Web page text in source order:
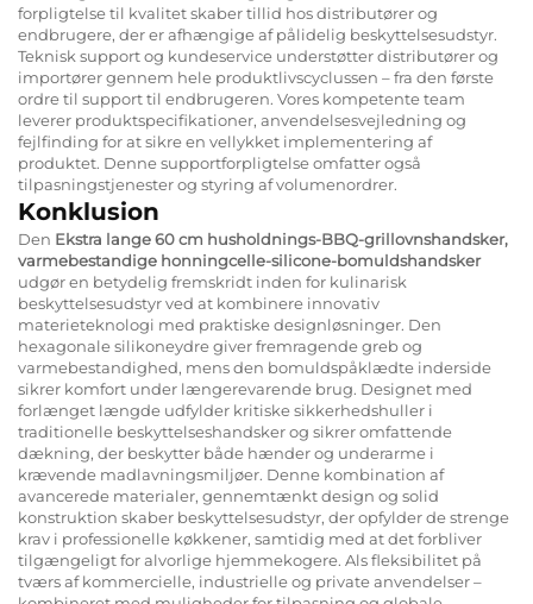
forpligtelse til kvalitet skaber tillid hos distributører og
endbrugere, der er afhængige af pålidelig beskyttelsesudstyr.
Teknisk support og kundeservice understøtter distributører og
importører gennem hele produktlivscyclussen – fra den første
ordre til support til endbrugeren. Vores kompetente team
leverer produktspecifikationer, anvendelsesvejledning og
fejlfinding for at sikre en vellykket implementering af
produktet. Denne supportforpligtelse omfatter også
tilpasningstjenester og styring af volumenordrer.
Konklusion
Den Ekstra lange 60 cm husholdnings-BBQ-grillovnshandsker,
varmebestandige honningcelle-silicone-bomuldshandsker
udgør en betydelig fremskridt inden for kulinarisk
beskyttelsesudstyr ved at kombinere innovativ
materieteknologi med praktiske designløsninger. Den
hexagonale silikoneydre giver fremragende greb og
varmebestandighed, mens den bomuldspåklædte inderside
sikrer komfort under længerevarende brug. Designet med
forlænget længde udfylder kritiske sikkerhedshuller i
traditionelle beskyttelseshandsker og sikrer omfattende
dækning, der beskytter både hænder og underarme i
krævende madlavningsmiljøer. Denne kombination af
avancerede materialer, gennemtænkt design og solid
konstruktion skaber beskyttelsesudstyr, der opfylder de strenge
krav i professionelle køkkener, samtidig med at det forbliver
tilgængeligt for alvorlige hjemmekogere. Als fleksibilitet på
tværs af kommercielle, industrielle og private anvendelser –